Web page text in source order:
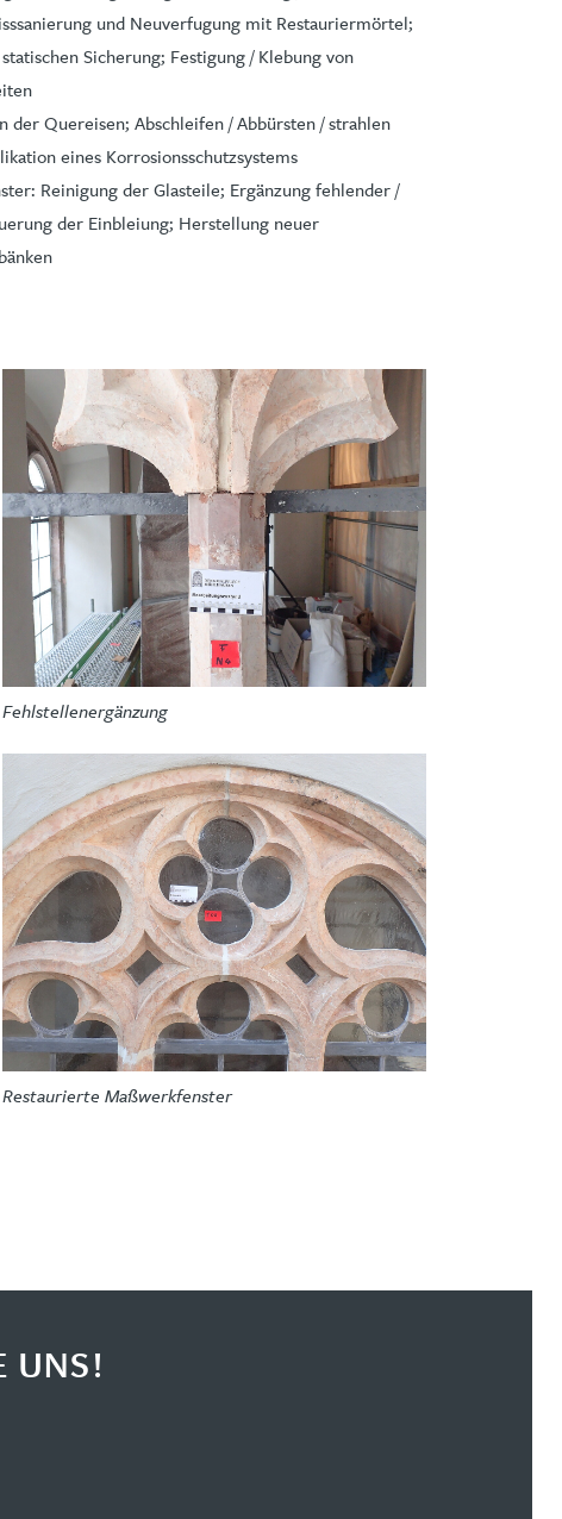
und Neuverfugung mit Restauriermörtel;
Sicherung; Festigung / Klebung von
der Quereisen; Abschleifen / Abbürsten / strahlen
eines Korrosionsschutzsystems
Reinigung der Glasteile; Ergänzung fehlender /
der Einbleiung; Herstellung neuer
Fehlstellenergänzung
Restaurierte Maßwerkfenster
UNS!